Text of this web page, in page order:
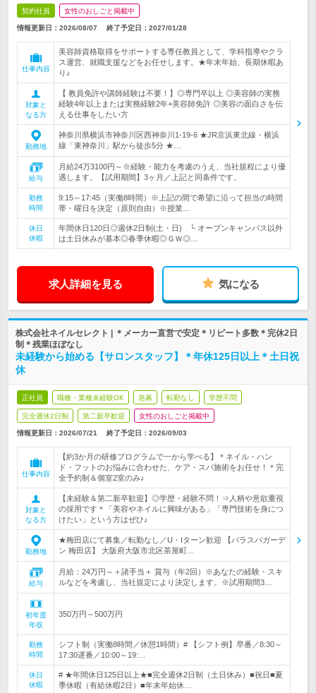
契約社員 女性のおしごと掲載中
情報更新日：2026/08/07 終了予定日： 2027/01/28
仕事内容
美容師資格取得をサポートする専任教員として、学科指導やクラ
ス運営、就職支援などをお任せします。★年末年始、長期休暇あ
り♪
対象と
なる方
【 教員免許や講師経験は不要！】◎専門卒以上 ◎美容師の実務
経験4年以上または実務経験2年+美容師免許 ◎美容の面白さを伝
える仕事をしたい方
勤務地
神奈川県横浜市神奈川区西神奈川1‐19‐6 ★JR京浜東北線・横浜
線「東神奈川」駅から徒歩5分 ★…
給与
月給24万3100円～※経験・能力を考慮のうえ、当社規程により優
遇します。【試用期間】3ヶ月／上記と同条件です。
勤務
時間
9:15～17:45（実働8時間）※上記の間で希望に沿って担当の時間
帯・曜日を決定（原則自由）※授業…
休日
休暇
年間休日120日◎週休2日制(土・日) └ オープンキャンパス以外
は土日休みが基本◎春季休暇◎ＧＷ◎…
求人詳細を見る 気になる
株式会社ネイルセレクト | ＊メーカー直営で安定＊リピート多数＊完休2日
制＊残業ほぼなし
未経験から始める【サロンスタッフ】＊年休125日以上＊土日祝
休
正社員 職種・業種未経験OK 急募 転勤なし 学歴不問
完全週休2日制 第二新卒歓迎 女性のおしごと掲載中
情報更新日：2026/07/21 終了予定日： 2026/09/03
仕事内容
【約3か月の研修プログラムで一から学べる】＊ネイル・ハン
ド・フットのお悩みに合わせた、ケア・スパ施術をお任せ！＊完
全予約制＆個室2室のみ♪
対象と
なる方
【未経験＆第二新卒歓迎】◎学歴・経験不問！⇒人柄や意欲重視
の採用です＊「美容やネイルに興味がある」「専門技術を身につ
けたい」という方はぜひ♪
勤務地
★梅田店にて募集／転勤なし／U・Iターン歓迎 【パラスパガーデ
ン 梅田店】 大阪府大阪市北区茶屋町…
給与
月給：24万円～＋諸手当＋ 賞与（年2回）※あなたの経験・スキ
ルなどを考慮し、当社規定により決定します。※試用期間3…
初年度
年収
350万円～500万円
勤務
時間
シフト制（実働8時間／休憩1時間）# 【シフト例】早番／8:30～
17:30遅番／10:00～19:…
休日
休暇
# ★年間休日125日以上★■完全週休2日制（土日休み）■祝日■夏
季休暇（有給休暇2日）■年末年始休…